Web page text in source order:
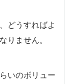
どうすればよ
りません。
いのボリュー